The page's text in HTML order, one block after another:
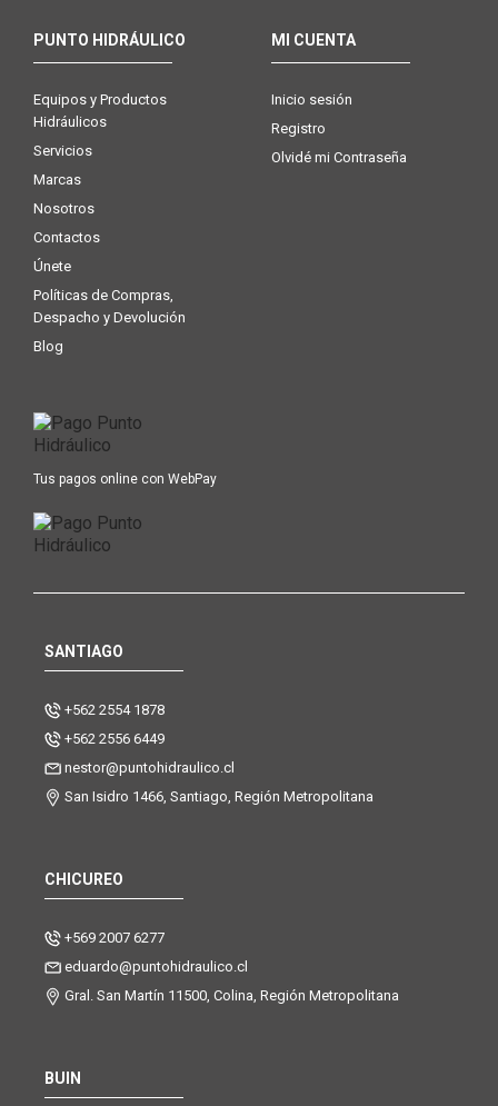
PUNTO HIDRÁULICO
Equipos y Productos
Hidráulicos
Servicios
Marcas
Nosotros
Contactos
Únete
Políticas de Compras,
Despacho y Devolución
Blog
MI CUENTA
Inicio sesión
Registro
Olvidé mi Contraseña
Tus pagos online con WebPay
SANTIAGO
+562 2554 1878
+562 2556 6449
nestor@puntohidraulico.cl
San Isidro 1466, Santiago, Región Metropolitana
CHICUREO
+569 2007 6277
eduardo@puntohidraulico.cl
Gral. San Martín 11500, Colina, Región Metropolitana
BUIN